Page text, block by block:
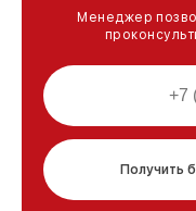
Менеджер
Получить